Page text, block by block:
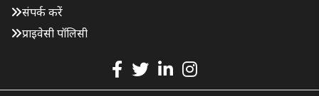
संपर्क करें
प्राइवेसी पॉलिसी